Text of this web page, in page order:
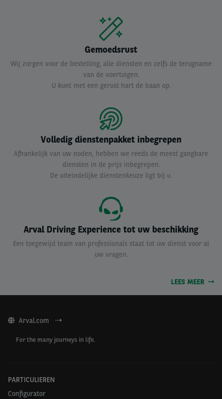
Gemoedsrust
Wij zorgen voor de bestelling, alle diensten en zelfs de terugname
van de voertuigen.
U kunt met een gerust hart de baan op.
Volledig dienstenpakket inbegrepen
Afhankelijk van uw noden, hebben we reeds de meest gangbare
diensten in de prijs inbegrepen.
De uiteindelijke dienstenkeuze ligt bij u.
Arval Driving Experience tot uw beschikking
Een toegewijd team van professionals staat tot uw dienst voor al
uw vragen.
LEES MEER
Arval.com
For the many journeys in life.
PARTICULIEREN
Configurator